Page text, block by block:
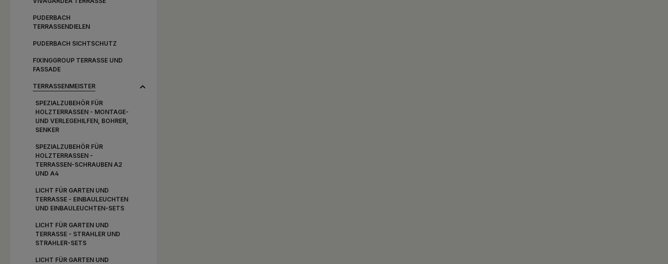
PUDERBACH
TERRASSENDIELEN
PUDERBACH SICHTSCHUTZ
FIXINGGROUP TERRASSE UND
FASSADE
TERRASSENMEISTER
SPEZIALZUBEHÖR FÜR
HOLZTERRASSEN - MONTAGE-
UND VERLEGEHILFEN, BOHRER,
SENKER
SPEZIALZUBEHÖR FÜR
HOLZTERRASSEN -
TERRASSEN-SCHRAUBEN A2
UND A4
LICHT FÜR GARTEN UND
TERRASSE - EINBAULEUCHTEN
UND EINBAULEUCHTEN-SETS
LICHT FÜR GARTEN UND
TERRASSE - STRAHLER UND
STRAHLER-SETS
LICHT FÜR GARTEN UND